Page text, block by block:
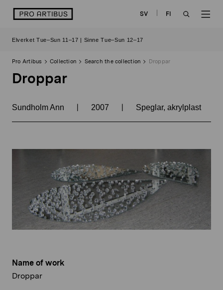
logo SV
FI
Elverket Tue–Sun 11–17 | Sinne Tue–Sun 12–17
Pro Artibus Collection Search the collection Droppar
Droppar
Sundholm Ann | 2007 | Speglar, akrylplast
Name of work
Droppar